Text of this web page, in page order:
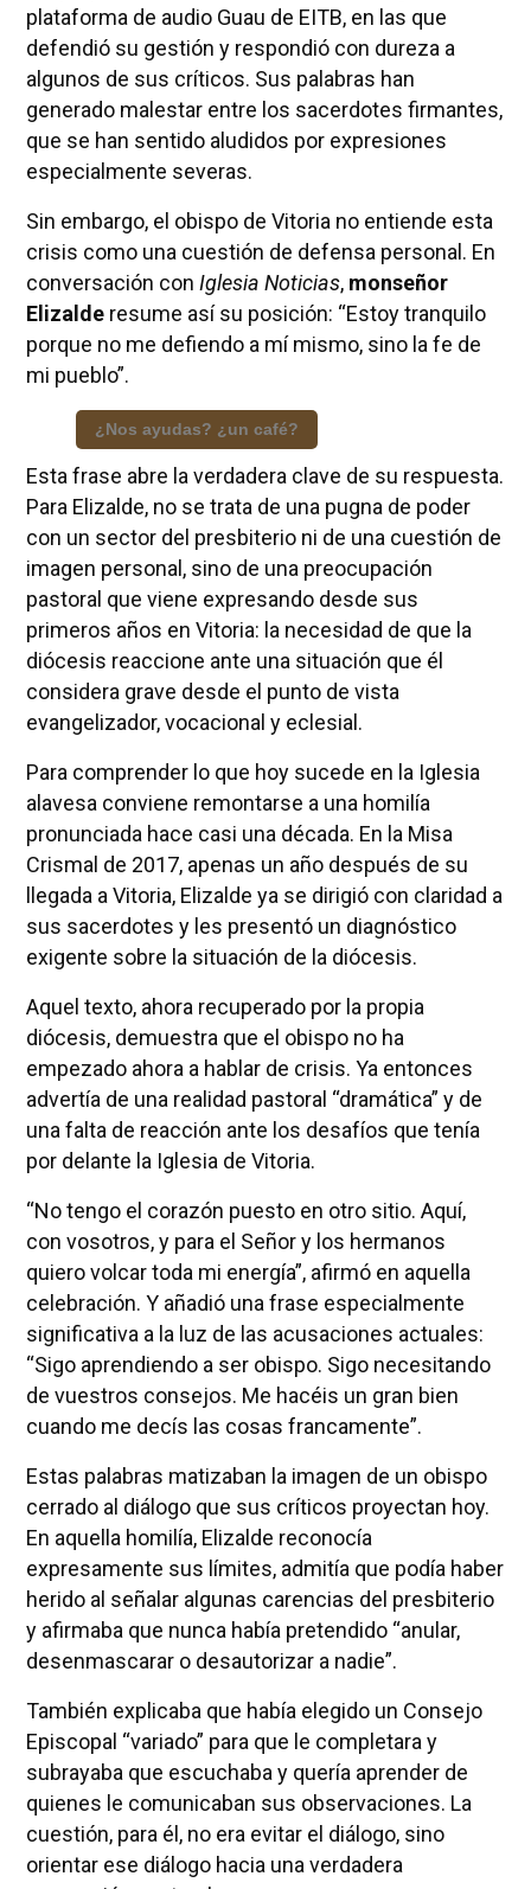
plataforma de audio Guau de EITB, en las que
defendió su gestión y respondió con dureza a
algunos de sus críticos. Sus palabras han
generado malestar entre los sacerdotes firmantes,
que se han sentido aludidos por expresiones
especialmente severas.
Sin embargo, el obispo de Vitoria no entiende esta
crisis como una cuestión de defensa personal. En
conversación con Iglesia Noticias, monseñor
Elizalderesume así su posición: “Estoy tranquilo
porque no me defiendo a mí mismo, sino la fe de
mi pueblo”.
¿Nos ayudas? ¿un café?
Esta frase abre la verdadera clave de su respuesta.
Para Elizalde, no se trata de una pugna de poder
con un sector del presbiterio ni de una cuestión de
imagen personal, sino de una preocupación
pastoral que viene expresando desde sus
primeros años en Vitoria: la necesidad de que la
diócesis reaccione ante una situación que él
considera grave desde el punto de vista
evangelizador, vocacional y eclesial.
Para comprender lo que hoy sucede en la Iglesia
alavesa conviene remontarse a una homilía
pronunciada hace casi una década. En la Misa
Crismal de 2017, apenas un año después de su
llegada a Vitoria, Elizalde ya se dirigió con claridad a
sus sacerdotes y les presentó un diagnóstico
exigente sobre la situación de la diócesis.
Aquel texto, ahora recuperado por la propia
diócesis, demuestra que el obispo no ha
empezado ahora a hablar de crisis. Ya entonces
advertía de una realidad pastoral “dramática” y de
una falta de reacción ante los desafíos que tenía
por delante la Iglesia de Vitoria.
“No tengo el corazón puesto en otro sitio. Aquí,
con vosotros, y para el Señor y los hermanos
quiero volcar toda mi energía”, afirmó en aquella
celebración. Y añadió una frase especialmente
significativa a la luz de las acusaciones actuales:
“Sigo aprendiendo a ser obispo. Sigo necesitando
de vuestros consejos. Me hacéis un gran bien
cuando me decís las cosas francamente”.
Estas palabras matizaban la imagen de un obispo
cerrado al diálogo que sus críticos proyectan hoy.
En aquella homilía, Elizalde reconocía
expresamente sus límites, admitía que podía haber
herido al señalar algunas carencias del presbiterio
y afirmaba que nunca había pretendido “anular,
desenmascarar o desautorizar a nadie”.
También explicaba que había elegido un Consejo
Episcopal “variado” para que le completara y
subrayaba que escuchaba y quería aprender de
quienes le comunicaban sus observaciones. La
cuestión, para él, no era evitar el diálogo, sino
orientar ese diálogo hacia una verdadera